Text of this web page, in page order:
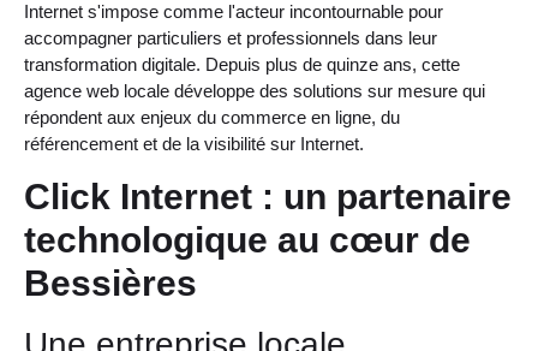
Internet s'impose comme l'acteur incontournable pour
accompagner particuliers et professionnels dans leur
transformation digitale. Depuis plus de quinze ans, cette
agence web locale développe des solutions sur mesure qui
répondent aux enjeux du commerce en ligne, du
référencement et de la visibilité sur Internet.
Click Internet : un partenaire
technologique au cœur de
Bessières